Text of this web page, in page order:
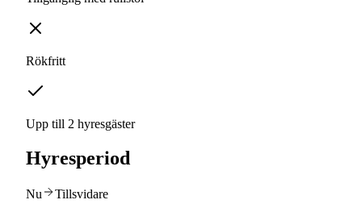
Rökfritt
Upp till 2 hyresgäster
Hyresperiod
Nu Tillsvidare